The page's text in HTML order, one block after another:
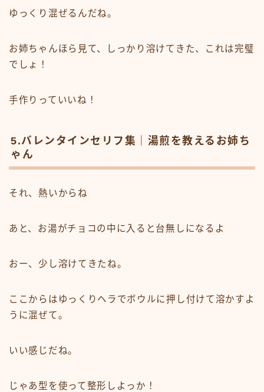
ゆっくり混ぜるんだね。
お姉ちゃんほら見て、しっかり溶けてきた、これは完璧
でしょ！
手作りっていいね！
5.バレンタインセリフ集｜湯煎を教えるお姉ち
ゃん
それ、熱いからね
あと、お湯がチョコの中に入ると台無しになるよ
おー、少し溶けてきたね。
ここからはゆっくりヘラでボウルに押し付けて溶かすよ
うに混ぜて。
いい感じだね。
じゃあ型を使って整形しよっか！